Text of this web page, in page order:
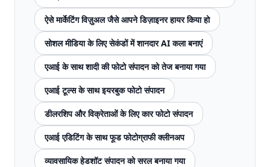
ऐसे मार्केटिंग विज़ुअल जैसे आपने डिज़ाइनर हायर किया हो
सोशल मीडिया के लिए सेकंडों में शानदार AI कला बनाएं
एआई के साथ शादी की फोटो संपादन को तेज बनाया गया
एआई टूल्स के साथ इयरबुक फोटो संपादन
डीलरशिप और विक्रेताओं के लिए कार फोटो संपादन
एआई एडिटिंग के साथ फूड फोटोग्राफी क्लीनअप
व्यावसायिक हेडशॉट संपादन को सरल बनाया गया